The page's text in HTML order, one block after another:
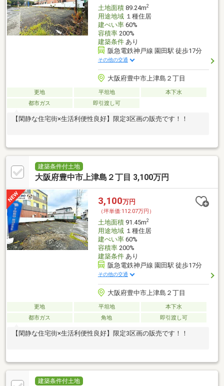
土地面積89.24m2
用途地域１種住居
建ぺい率60%
容積率200%
建築条件あり
阪急電鉄神戸線 園田駅 徒歩17分
その他の交通
大阪府豊中市上津島２丁目
更地 平坦地
本下水
都市ガス
即引渡し可
【閑静な住宅街×生活利便性良好】限定3区画の販売です！！
建築条件付土地
大阪府豊中市上津島２丁目 3,100万円
3,100万円
（坪単価:112.07万円）
土地面積91.45m2
用途地域１種住居
建ぺい率60%
容積率200%
建築条件あり
阪急電鉄神戸線 園田駅 徒歩17分
その他の交通
大阪府豊中市上津島２丁目
更地 平坦地
本下水
都市ガス
角地 即引渡し可
【閑静な住宅街×生活利便性良好】限定3区画の販売です！！
建築条件付土地